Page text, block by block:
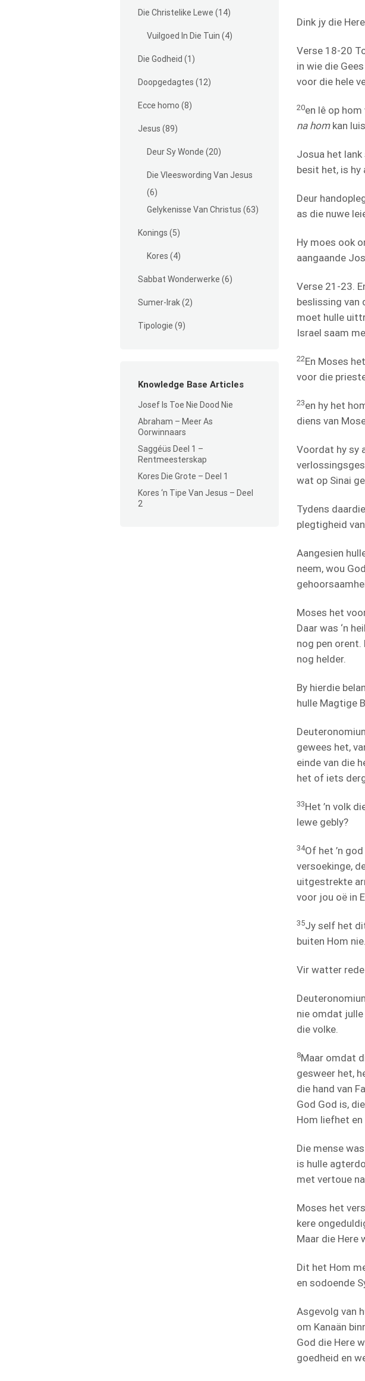
Die Christelike Lewe (14)
Vuilgoed In Die Tuin (4)
Die Godheid (1)
Doopgedagtes (12)
Ecce homo (8)
Jesus (89)
Deur Sy Wonde (20)
Die Vleeswording Van Jesus
(6)
Gelykenisse Van Christus (63)
Konings (5)
Kores (4)
Sabbat Wonderwerke (6)
Sumer-Irak(2)
Tipologie (9)
Knowledge Base Articles
Josef Is Toe Nie Dood Nie
Abraham – Meer As
Oorwinnaars
Saggéüs Deel 1 –
Rentmeesterskap
Kores Die Grote – Deel 1
Kores ‘n Tipe Van Jesus – Deel
2
Dink jy die
Verse 18-20
in wie die
voor die hele
20en lê op
na homkan
Josua het
besit het, is hy
Deur
as die nuwe
Hy moes ook
aangaande
Verse 21-23.
beslissing van
moet hulle
Israel saam
22En Moses
voor die
23en hy het
diens van
Voordat hy sy
wat op Sinai
Tydens
plegtigheid
Aangesien
neem, wou
Moses het
Daar was ‘n
nog pen orent.
nog helder.
By hierdie
hulle Magtige
gewees het,
einde van die
het of iets
33Het ’n volk
lewe gebly?
34Of het ’n
versoekinge,
uitgestrekte
voor jou oë in
35Jy self het
buiten Hom nie.
Vir watter
nie omdat
die volke.
8Maar omdat
gesweer het,
die hand van
God God is,
Hom liefhet
Die mense
is hulle
met vertoue
Moses het
kere
Maar die Here
Dit het Hom
en sodoende
Asgevolg van
om Kanaän
God die Here
goedheid en